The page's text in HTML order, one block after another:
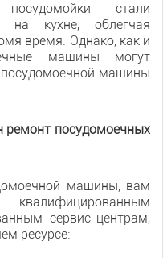
стали
на кухне, облегчая
время. Однако, как и
машины могут
машины
ремонт посудомоечных
машины, вам
сервис-центрам,
ресурсе: